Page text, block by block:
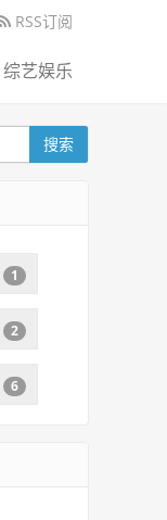
RSS订阅
综艺娱乐
搜索
1
2
6